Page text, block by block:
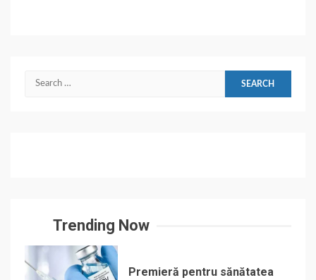
Search
Trending Now
Premieră pentru sănătatea